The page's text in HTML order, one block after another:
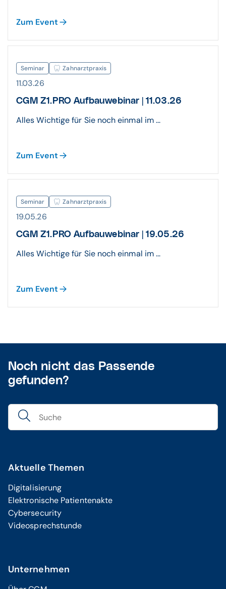
Zum Event
Seminar Zahnarztpraxis
11.03.26
CGM Z1.PRO Aufbauwebinar | 11.03.26
Alles Wichtige für Sie noch einmal im ...
Zum Event
Seminar Zahnarztpraxis
19.05.26
CGM Z1.PRO Aufbauwebinar | 19.05.26
Alles Wichtige für Sie noch einmal im ...
Zum Event
Noch nicht das Passende
gefunden?
Aktuelle Themen
Digitalisierung
Elektronische Patientenakte
Cybersecurity
Videosprechstunde
Unternehmen